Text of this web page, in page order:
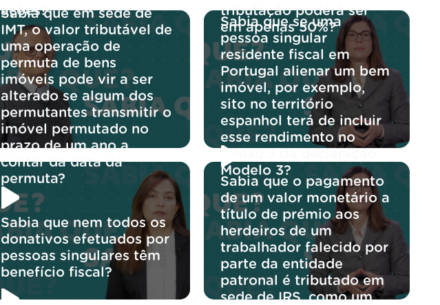
ações?
tributação poderá ser
em apenas 50%?
Sabia que em sede de
IMT, o valor tributável de
uma operação de
permuta de bens
imóveis pode vir a ser
alterado se algum dos
permutantes transmitir o
imóvel permutado no
prazo de um ano a
contar da data da
permuta?
Sabia que se uma
pessoa singular
residente fiscal em
Portugal alienar um bem
imóvel, por exemplo,
sito no território
espanhol terá de incluir
esse rendimento no
Modelo 3?
Sabia que nem todos os
donativos efetuados por
pessoas singulares têm
benefício fiscal?
Sabia que o pagamento
de um valor monetário a
título de prémio aos
herdeiros de um
trabalhador falecido por
parte da entidade
patronal é tributado em
sede de IRS, como um